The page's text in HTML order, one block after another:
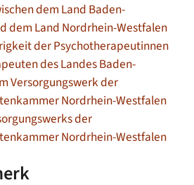
dem Land Baden-
dem Land Nordrhein-Westfalen
der Psychotherapeutinnen
des Landes Baden-
Versorgungswerk der
Nordrhein-Westfalen
der
Nordrhein-Westfalen